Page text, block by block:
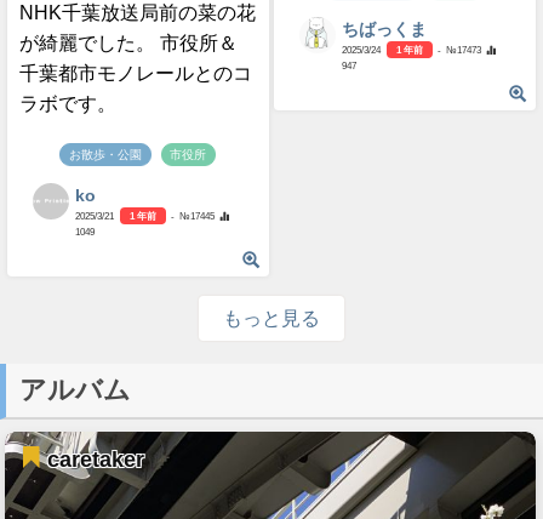
ちばっくま
2025/3/24 1 年前
- №17473
947
NHK千葉放送局前の菜の花
が綺麗でした。 市役所＆
千葉都市モノレールとのコ
ラボです。
お散歩・公園 市役所
ko
2025/3/21 1 年前
- №17445
1049
もっと見る
アルバム
caretaker